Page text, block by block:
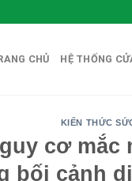
CHỦ HỆ THỐNG
KIẾN THỨC
cơ mắc
bối cảnh